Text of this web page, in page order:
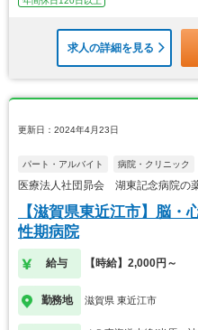
求人の詳細を見る
更新日：2024年4月23日
パート・アルバイト 病院・クリニック
医療法人社団昴会 湖東記念病院の
【滋賀県東近江市】脳・
性期病院
給与 【時給】2,000円～
勤務地 滋賀県 東近江市